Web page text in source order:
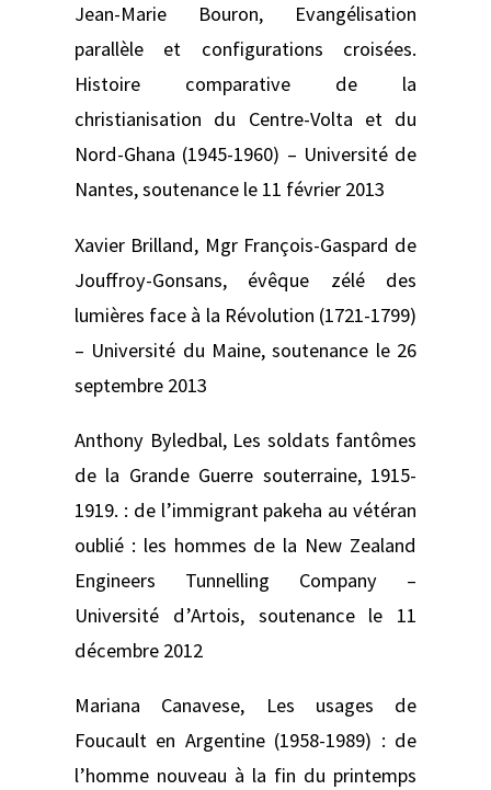
Jean-Marie Bouron, Evangélisation
parallèle et configurations croisées.
Histoire comparative de la
christianisation du Centre-Volta et du
Nord-Ghana (1945-1960) – Université de
Nantes, soutenance le 11 février 2013
Xavier Brilland, Mgr François-Gaspard de
Jouffroy-Gonsans, évêque zélé des
lumières face à la Révolution (1721-1799)
– Université du Maine, soutenance le 26
septembre 2013
Anthony Byledbal, Les soldats fantômes
de la Grande Guerre souterraine, 1915-
1919. : de l’immigrant pakeha au vétéran
oublié : les hommes de la New Zealand
Engineers Tunnelling Company –
Université d’Artois, soutenance le 11
décembre 2012
Mariana Canavese,
Les usages de
Foucault en Argentine (1958-1989) : de
l’homme nouveau à la fin du printemps